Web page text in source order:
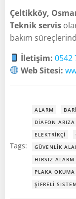
Çeltikköy,
Teknik servis
bakım
İletişim: 0542
Web Sitesi:
Tags:
ALARM
DIAFON ARIZA
ELEKTRIKÇI
GÜVENLIK
HIRSIZ ALARM
PLAKA
ŞIFRELI